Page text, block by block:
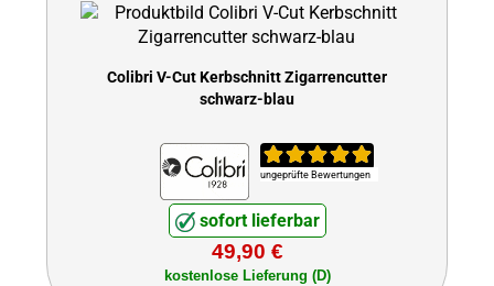
Colibri V-Cut Kerbschnitt Zigarrencutter
schwarz-blau
ungeprüfte Bewertungen
sofort lieferbar
49,90 €
kostenlose Lieferung (D)